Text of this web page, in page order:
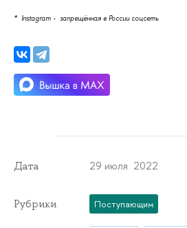
* Instagram - запрещённая в России соцсеть
Дата 29 июля 2022
Рубрики Поступающим